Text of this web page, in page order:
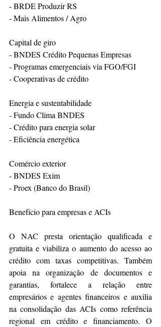
- BRDE Produzir RS
- Mais Alimentos / Agro
Capital de giro
- BNDES Crédito Pequenas Empresas
- Programas emergenciais via FGO/FGI
- Cooperativas de crédito
Energia e sustentabilidade
- Fundo Clima BNDES
- Crédito para energia solar
- Eficiência energética
Comércio exterior
- BNDES Exim
- Proex (Banco do Brasil)
Benefício para empresas e ACIs
O NAC presta orientação qualificada e
gratuita e viabiliza o aumento do acesso ao
crédito com taxas competitivas. Também
apoia na organização de documentos e
garantias, fortalece a relação entre
empresários e agentes financeiros e auxilia
na consolidação das ACIs como referência
regional em crédito e financiamento. O